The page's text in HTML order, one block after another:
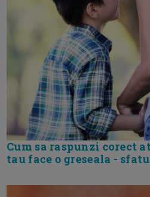
Cum sa raspunzi corect
tau face o greseala -